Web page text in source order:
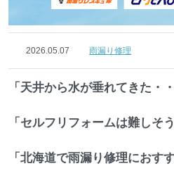
2026.05.07 雨漏り修理
「天井から水が垂れてきた・・
「セルフリフォームは難しそ
「北海道で雨漏り修理におす